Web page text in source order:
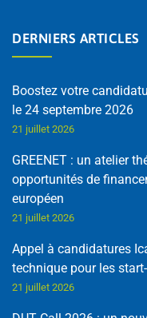
DERNIERS ARTICLES
Boostez votre
le 24 septembre 2026
21 juillet 2026
GREENET : un atelier
opportunités de
européen
21 juillet 2026
Appel à candidatures
technique pour les
21 juillet 2026